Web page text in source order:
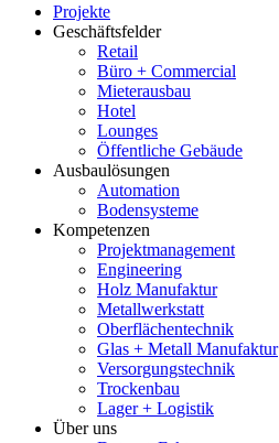
Projekte
Geschäftsfelder
Retail
Büro + Commercial
Mieterausbau
Hotel
Lounges
Öffentliche Gebäude
Ausbaulösungen
Automation
Bodensysteme
Kompetenzen
Projektmanagement
Engineering
Holz Manufaktur
Metallwerkstatt
Oberflächentechnik
Glas + Metall Manufaktur
Versorgungstechnik
Trockenbau
Lager + Logistik
Über uns